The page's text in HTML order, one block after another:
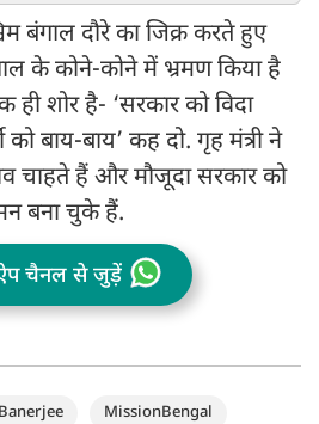
बंगाल दौरे का जिक्र करते हुए
के कोने-कोने में भ्रमण किया है
शोर है- ‘सरकार को विदा
को बाय-बाय’ कह दो. गृह मंत्री ने
चाहते हैं और मौजूदा सरकार को
बना चुके हैं.
चैनल से जुड़ें
MissionBengal